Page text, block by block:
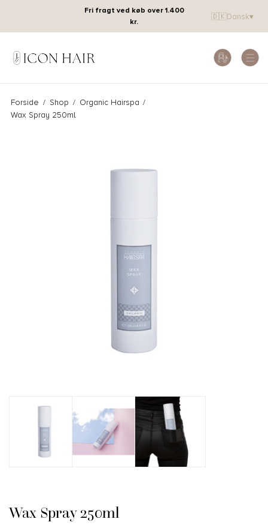
🇩🇰Dansk▾
Fri fragt ved køb over 1.400
kr.
Forside / Shop / Organic Hairspa /
Wax Spray 250ml
Wax Spray 250ml